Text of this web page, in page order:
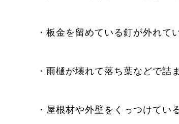
・板金を留めている釘が外れて
・雨樋が壊れて落ち葉などで詰
・屋根材や外壁をくっつけてい